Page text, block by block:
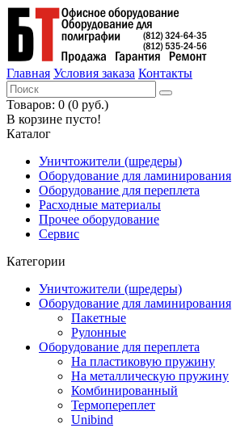
Главная Условия заказа Контакты
Товаров: 0 (0 руб.)
В корзине пусто!
Каталог
Уничтожители (шредеры)
Оборудование для ламинирования
Оборудование для переплета
Расходные материалы
Прочее оборудование
Сервис
Категории
Уничтожители (шредеры)
Оборудование для ламинирования
Пакетные
Рулонные
Оборудование для переплета
На пластиковую пружину
На металлическую пружину
Комбинированный
Термопереплет
Unibind